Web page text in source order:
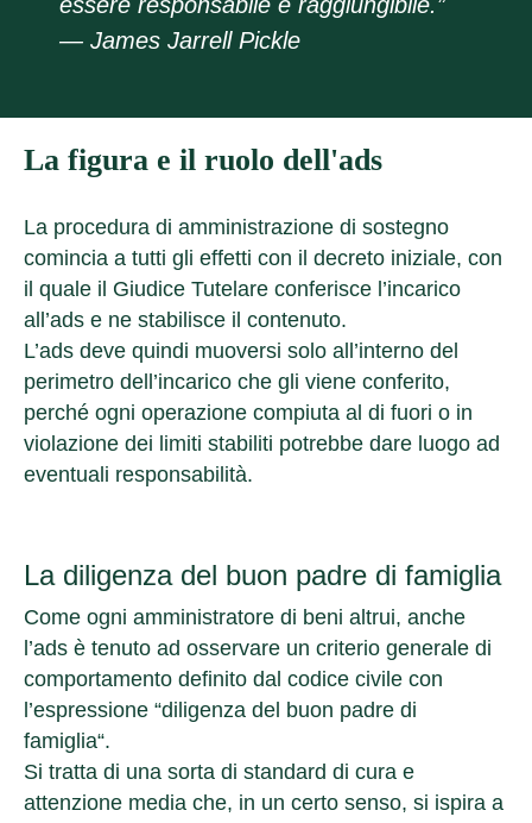
— James Jarrell Pickle
La figura e il ruolo dell'ads
La procedura di amministrazione di sostegno
comincia a tutti gli effetti con il decreto iniziale, con
il quale il Giudice Tutelare conferisce l’incarico
all’ads e ne stabilisce il contenuto.
L’ads deve quindi muoversi solo all’interno del
perimetro dell’incarico che gli viene conferito,
perché ogni operazione compiuta al di fuori o in
violazione dei limiti stabiliti potrebbe dare luogo ad
eventuali responsabilità.
La diligenza del buon padre di famiglia
Come ogni amministratore di beni altrui, anche
l’ads è tenuto ad osservare un criterio generale di
comportamento definito dal codice civile con
l’espressione “diligenza del buon padre di
famiglia“.
Si tratta di una sorta di standard di cura e
attenzione media che, in un certo senso, si ispira a